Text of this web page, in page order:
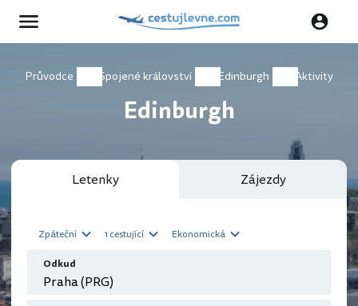
Průvodce Spojené království Edinburgh Aktivity
Edinburgh
Letenky Zájezdy
Zpáteční 1 cestující Ekonomická
Odkud